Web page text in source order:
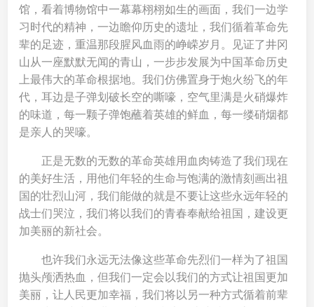
馆，看着博物馆中一幕幕栩栩如生的画面，我们一边学
习时代的精神，一边瞻仰历史的遗址，我们循着革命先
辈的足迹，重温那段腥风血雨的峥嵘岁月。见证了井冈
山从一座默默无闻的青山，一步步发展为中国革命历史
上最伟大的革命根据地。我们仿佛置身于炮火纷飞的年
代，耳边是子弹划破长空的嘶嚎，空气里满是火硝爆炸
的味道，每一颗子弹饱蘸着英雄的鲜血，每一缕硝烟都
是亲人的哭嚎。
正是无数的无数的革命英雄用血肉铸造了我们现在
的美好生活，用他们年轻的生命与饱满的激情刻画出祖
国的壮烈山河，我们能做的就是不要让这些永远年轻的
战士们哭泣，我们将以我们的青春奉献给祖国，建设更
加美丽的新社会。
也许我们永远无法像这些革命先烈们一样为了祖国
抛头颅洒热血，但我们一定会以我们的方式让祖国更加
美丽，让人民更加幸福，我们将以另一种方式循着前辈